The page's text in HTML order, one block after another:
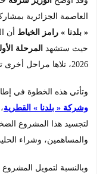
العاصمة الجزائرية
« بلدنا » رامز الخياط أن
حيث ستشهد
المرحلة
2026، تلاها مراحل أخرى تمتد على
وتأتي هذه الخطوة في
وشركة « بلدنا » القطرية
لتجسيد هذا المشروع
والمساهمين، وشراء
وبالنسبة لتمويل